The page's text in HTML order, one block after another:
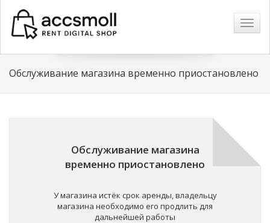
Обслуживание магазина временно приостановлено
Обслуживание магазина
временно приостановлено
У магазина истёк срок аренды, владельцу
магазина необходимо его продлить для
дальнейшей работы